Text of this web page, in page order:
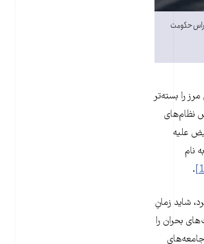
حکومت
را بسته‌تر
نظام‌های
علیه
نام
.
شاید زمانِ
بحران را